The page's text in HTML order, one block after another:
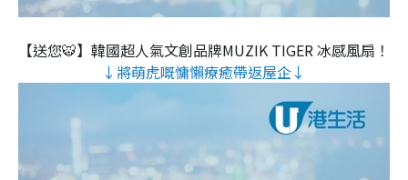
【送您🐯】韓國超人氣文創品牌MUZIK TIGER 冰感風扇！
↓將萌虎嘅慵懶療癒帶返屋企↓